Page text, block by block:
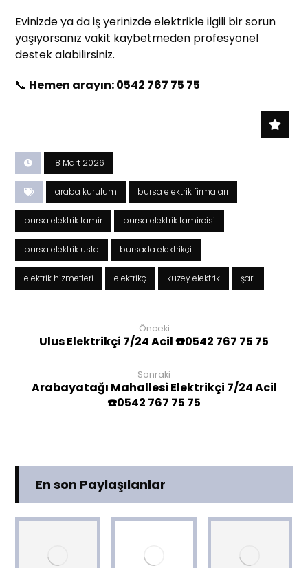
Evinizde ya da iş yerinizde elektrikle ilgili bir sorun
yaşıyorsanız vakit kaybetmeden profesyonel
destek alabilirsiniz.
📞 Hemen arayın: 0542 767 75 75
18 Mart 2026
araba kurulum bursa elektrik firmaları
bursa elektrik tamir bursa elektrik tamircisi
bursa elektrik usta bursada elektrikçi
elektrik hizmetleri elektrikç kuzey elektrik şarj
Önceki
Ulus Elektrikçi 7/24 Acil ☎️0542 767 75 75
Sonraki
Arabayatağı Mahallesi Elektrikçi 7/24 Acil
☎️0542 767 75 75
En son Paylaşılanlar